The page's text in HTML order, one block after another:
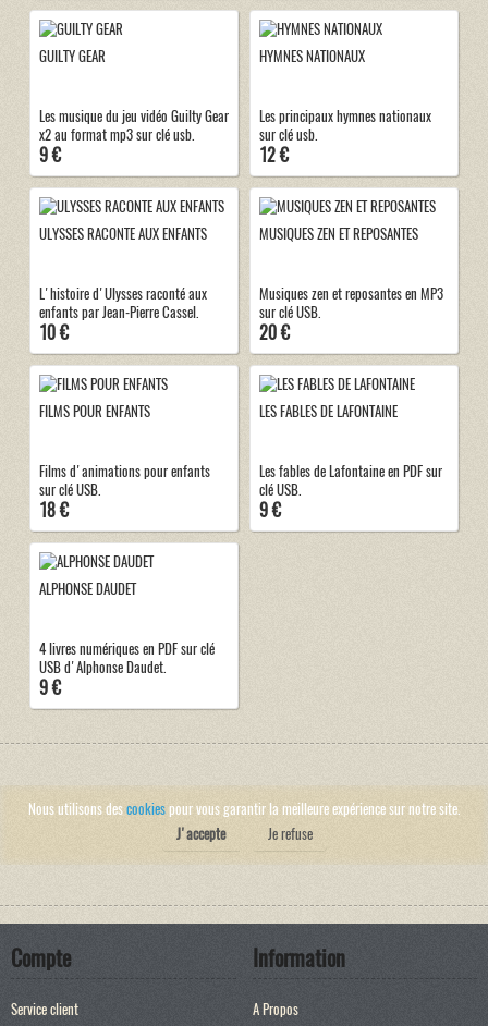
GUILTY GEAR
Les musique du jeu vidéo Guilty Gear
x2 au format mp3 sur clé usb.
9 €
HYMNES NATIONAUX
Les principaux hymnes nationaux
sur clé usb.
12 €
ULYSSES RACONTE AUX ENFANTS
L'histoire d'Ulysses raconté aux
enfants par Jean-Pierre Cassel.
10 €
MUSIQUES ZEN ET REPOSANTES
Musiques zen et reposantes en MP3
sur clé USB.
20 €
FILMS POUR ENFANTS
Films d'animations pour enfants
sur clé USB.
18 €
LES FABLES DE LAFONTAINE
Les fables de Lafontaine en PDF sur
clé USB.
9 €
ALPHONSE DAUDET
4 livres numériques en PDF sur clé
USB d'Alphonse Daudet.
9 €
Nous utilisons descookiespour vous garantir la meilleure expérience sur notre site.
J'accepte
Je refuse
Compte
Service client
Information
A Propos